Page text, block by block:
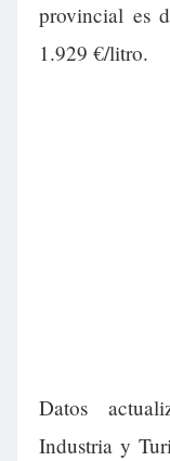
provincial es
1.929 €/litro.
Datos
Industria y